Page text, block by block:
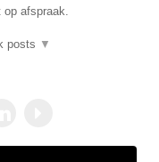
op afspraak.
posts ▼